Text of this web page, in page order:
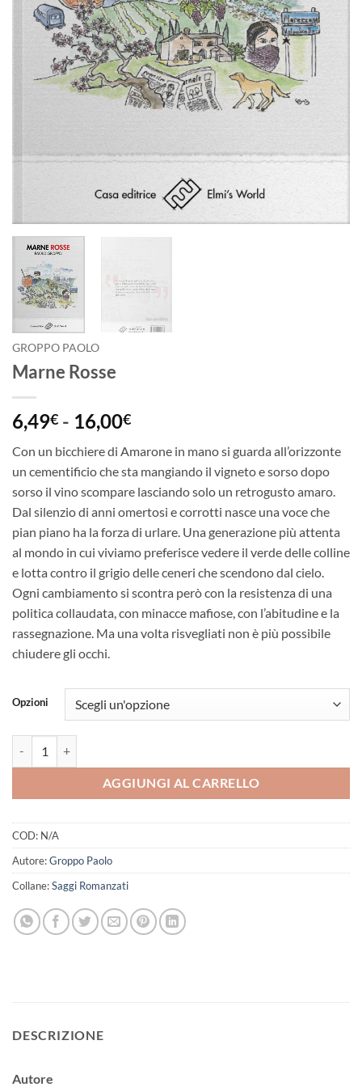
GROPPO PAOLO
Marne Rosse
6,49€ - 16,00€Fascia
prezzo:
da
6,49€
a
16,00€
Con un bicchiere di Amarone in mano si guarda all’orizzonte
un cementificio che sta mangiando il vigneto e sorso dopo
sorso il vino scompare lasciando solo un retrogusto amaro.
Dal silenzio di anni omertosi e corrotti nasce una voce che
pian piano ha la forza di urlare. Una generazione più attenta
al mondo in cui viviamo preferisce vedere il verde delle colline
e lotta contro il grigio delle ceneri che scendono dal cielo.
Ogni cambiamento si scontra però con la resistenza di una
politica collaudata, con minacce mafiose, con l’abitudine e la
rassegnazione. Ma una volta risvegliati non è più possibile
chiudere gli occhi.
Opzioni
AGGIUNGI AL CARRELLO
COD: N/A
Autore:Groppo Paolo
Collane:Saggi Romanzati
DESCRIZIONE
Autore